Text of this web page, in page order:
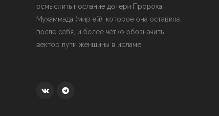
осмыслить послание дочери Пророка
Мухаммада (мир ей), которое она оставила
после себя, и более чётко обозначить
вектор пути женщины в исламе.